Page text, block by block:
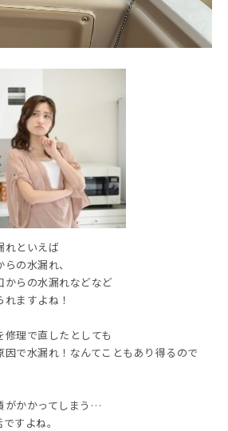
れといえば
の水漏れ、
からの水漏れなどなど
ますよね！
理で直したとしても
因で水漏れ！なんてこともあり得るので
がかかってしまう…
すよね。